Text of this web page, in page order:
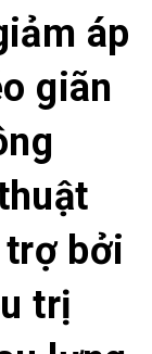
áp
giãn
bởi
trị